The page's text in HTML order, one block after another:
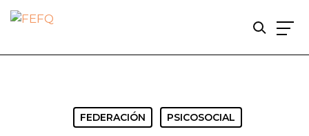
FEDERACIÓN PSICOSOCIAL